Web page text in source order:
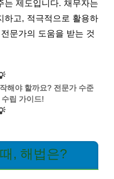
는 제도입니다. 채무자는
하고, 적극적으로 활용하
문가의 도움을 받는 것
해야 할까요? 전문가 수준
립 가이드!
, 해법은?